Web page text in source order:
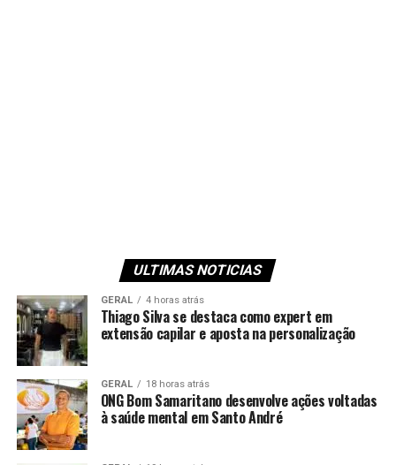
ULTIMAS NOTICIAS
GERAL 4 horas atrás
Thiago Silva se destaca como expert em
extensão capilar e aposta na personalização
GERAL 18 horas atrás
ONG Bom Samaritano desenvolve ações voltadas
à saúde mental em Santo André